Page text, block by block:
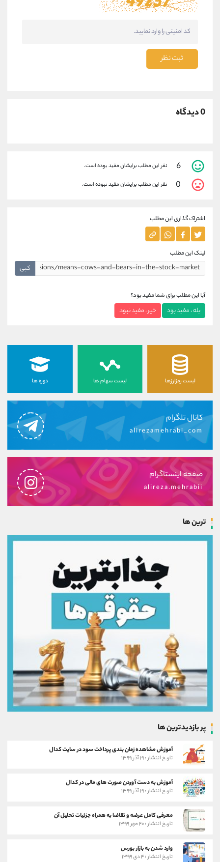
ثبت نظر
0 دیدگاه
6 نفر این مطلب برایشان مفید بوده است.
0 نفر این مطلب برایشان مفید نبوده است.
اشتراک گذاری این مطلب
لینک این مطلب
کپی
آیا این مطلب برای شما مفید بود؟
بله ، مفید بود خیر ، مفید نبود
لیست رمزارزها لیست سهام ها دوره ها
کانال تلگرام
alirezamehrabi_com
صفحه اینستاگرام
alireza.mehrabii
ترین ها
پر بازدیدترین ها
آموزش مشاهده زمان بندی پرداخت سود در سایت کدال
تاریخ انتشار : ۱۹ آذر ۱۳۹۹
آموزش به دست آوردن صورت های مالی در کدال
تاریخ انتشار : ۱۹ آذر ۱۳۹۹
معرفی کامل عرضه و تقاضا به همراه جزئیات تحلیل آن
تاریخ انتشار : ۲۰ مهر ۱۳۹۹
وارد شدن به بازار بورس
تاریخ انتشار : ۴ دی ۱۳۹۹